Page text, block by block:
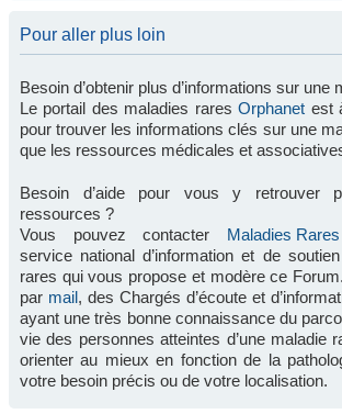
Pour aller plus loin
Besoin d’obtenir plus d’informations sur une
Le portail des maladies raresOrphanet est
pour trouver les informations clés sur une
que les ressources médicales et
Besoin d’aide pour vous y retrouver
ressources ?
Vous pouvez contacter Maladies
service national d’information et de
rares qui vous propose et modère ce
par mail, des Chargés d’écoute et
ayant une très bonne connaissance du
vie des personnes atteintes d’une maladie
orienter au mieux en fonction de la
votre besoin précis ou de votre localisation.